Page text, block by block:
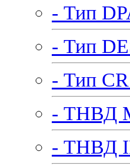
- Тип
- Тип
- Тип
- ТНВД
- ТНВД